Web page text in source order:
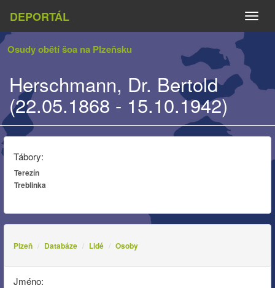
DEPORTÁL
Osudy obětí šoa na Plzeňsku
Herschmann, Dr. Bertold
(22.05.1868 - 15.10.1942)
Tábory:
Terezín
Treblinka
Plzeň Databáze Lidé Osoby
Jméno: